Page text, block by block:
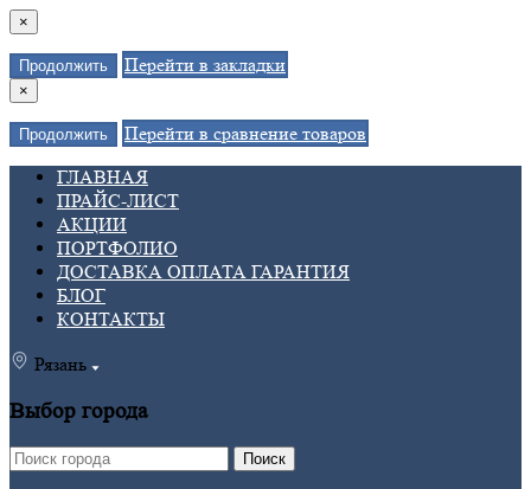
×
Продолжить Перейти в закладки
×
Продолжить
Перейти в сравнение товаров
ГЛАВНАЯ
ПРАЙС-ЛИСТ
АКЦИИ
ПОРТФОЛИО
ДОСТАВКА ОПЛАТА ГАРАНТИЯ
БЛОГ
КОНТАКТЫ
Рязань
Выбор города
Поиск